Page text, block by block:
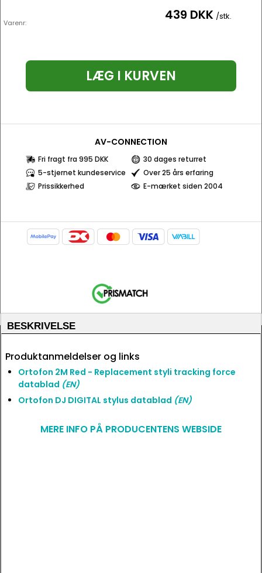
Varenr: 439 DKK /stk.
LÆG I KURVEN
AV-CONNECTION
Fri fragt fra 995 DKK
30 dages returret
5-stjernet kundeservice
Over 25 års erfaring
Prissikkerhed
E-mærket siden 2004
BESKRIVELSE
Produktanmeldelser og links
Ortofon 2M Red - Replacement styli tracking force
datablad (EN)
Ortofon DJ DIGITAL stylus datablad (EN)
MERE INFO PÅ PRODUCENTENS WEBSIDE